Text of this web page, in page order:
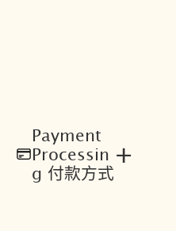
Payment
Processin
g 付款方式
+